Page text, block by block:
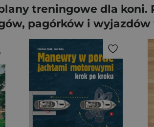
treningowe dla
pagórków i